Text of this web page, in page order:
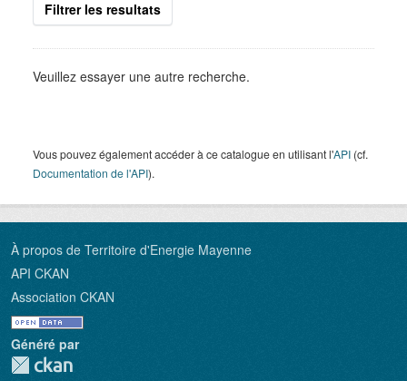
Filtrer les resultats
Veuillez essayer une autre recherche.
Vous pouvez également accéder à ce catalogue en utilisant l'API (cf.
Documentation de l'API).
À propos de Territoire d'Energie Mayenne
API CKAN
Association CKAN
Généré par